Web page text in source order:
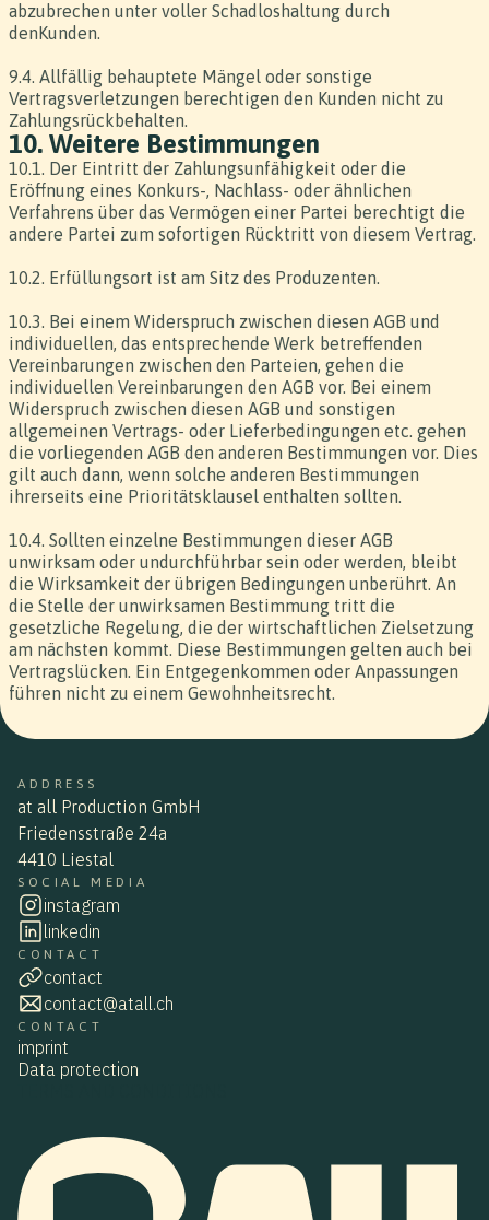
abzubrechen unter voller Schadloshaltung durch
denKunden.
9.4. Allfällig behauptete Mängel oder sonstige
Vertragsverletzungen berechtigen den Kunden nicht zu
Zahlungsrückbehalten.
10. Weitere Bestimmungen
10.1. Der Eintritt der Zahlungsunfähigkeit oder die
Eröffnung eines Konkurs-, Nachlass- oder ähnlichen
Verfahrens über das Vermögen einer Partei berechtigt die
andere Partei zum sofortigen Rücktritt von diesem Vertrag.
10.2. Erfüllungsort ist am Sitz des Produzenten.
10.3. Bei einem Widerspruch zwischen diesen AGB und
individuellen, das entsprechende Werk betreffenden
Vereinbarungen zwischen den Parteien, gehen die
individuellen Vereinbarungen den AGB vor. Bei einem
Widerspruch zwischen diesen AGB und sonstigen
allgemeinen Vertrags- oder Lieferbedingungen etc. gehen
die vorliegenden AGB den anderen Bestimmungen vor. Dies
gilt auch dann, wenn solche anderen Bestimmungen
ihrerseits eine Prioritätsklausel enthalten sollten.
10.4. Sollten einzelne Bestimmungen dieser AGB
unwirksam oder undurchführbar sein oder werden, bleibt
die Wirksamkeit der übrigen Bedingungen unberührt. An
die Stelle der unwirksamen Bestimmung tritt die
gesetzliche Regelung, die der wirtschaftlichen Zielsetzung
am nächsten kommt. Diese Bestimmungen gelten auch bei
Vertragslücken. Ein Entgegenkommen oder Anpassungen
führen nicht zu einem Gewohnheitsrecht.
ADDRESS
at all Production GmbH
Friedensstraße 24a
4410 Liestal
SOCIAL MEDIA
instagram
linkedin
CONTACT
contact
contact@atall.ch
CONTACT
imprint
Data protection